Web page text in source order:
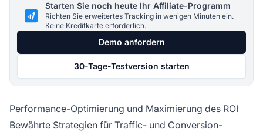
Starten Sie noch heute Ihr Affiliate-Programm
Richten Sie erweitertes Tracking in wenigen Minuten ein.
Keine Kreditkarte erforderlich.
Demo anfordern
30-Tage-Testversion starten
Performance-Optimierung und Maximierung des ROI
Bewährte Strategien für Traffic- und Conversion-